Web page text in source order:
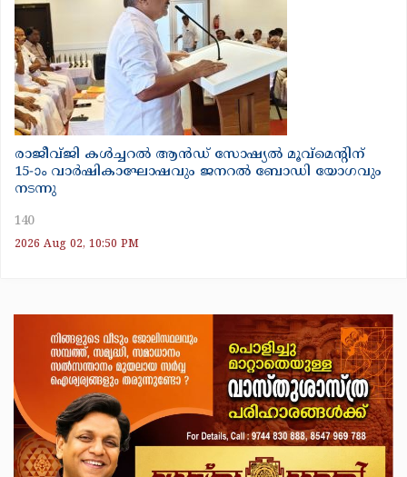
രാജീവ്ജി കൾച്ചറൽ ആൻഡ് സോഷ്യൽ മൂവ്മെന്റിന്
15-ാം വാർഷികാഘോഷവും ജനറൽ ബോഡി യോഗവും
നടന്നു
140
2026 Aug 02, 10:50 PM